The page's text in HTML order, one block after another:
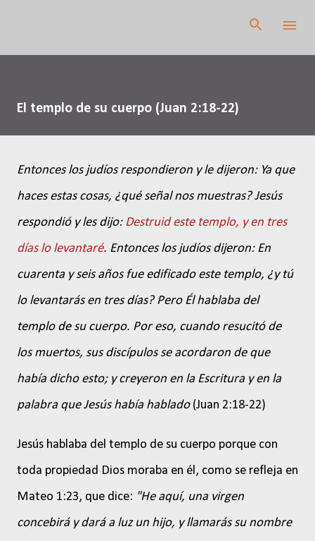
El templo de su cuerpo (Juan 2:18-22)
Entonces los judíos respondieron y le dijeron: Ya que
haces estas cosas, ¿qué señal nos muestras? Jesús
respondió y les dijo: Destruid este templo, y en tres
días lo levantaré. Entonces los judíos dijeron: En
cuarenta y seis años fue edificado este templo, ¿y tú
lo levantarás en tres días? Pero Él hablaba del
templo de su cuerpo. Por eso, cuando resucitó de
los muertos, sus discípulos se acordaron de que
había dicho esto; y creyeron en la Escritura y en la
palabra que Jesús había hablado(Juan 2:18-22)
Jesús hablaba del templo de su cuerpo porque con
toda propiedad Dios moraba en él, como se refleja en
Mateo 1:23, que dice: "He aquí, una virgen
concebirá y dará a luz un hijo, y llamarás su nombre